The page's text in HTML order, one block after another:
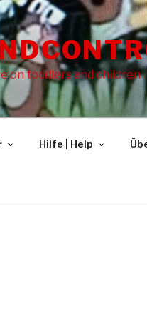
on toddlers and children
Hilfe | Help